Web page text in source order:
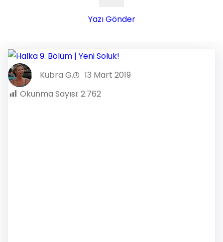
Yazı Gönder
Kübra G.
13 Mart 2019
Okunma Sayısı: 2.762